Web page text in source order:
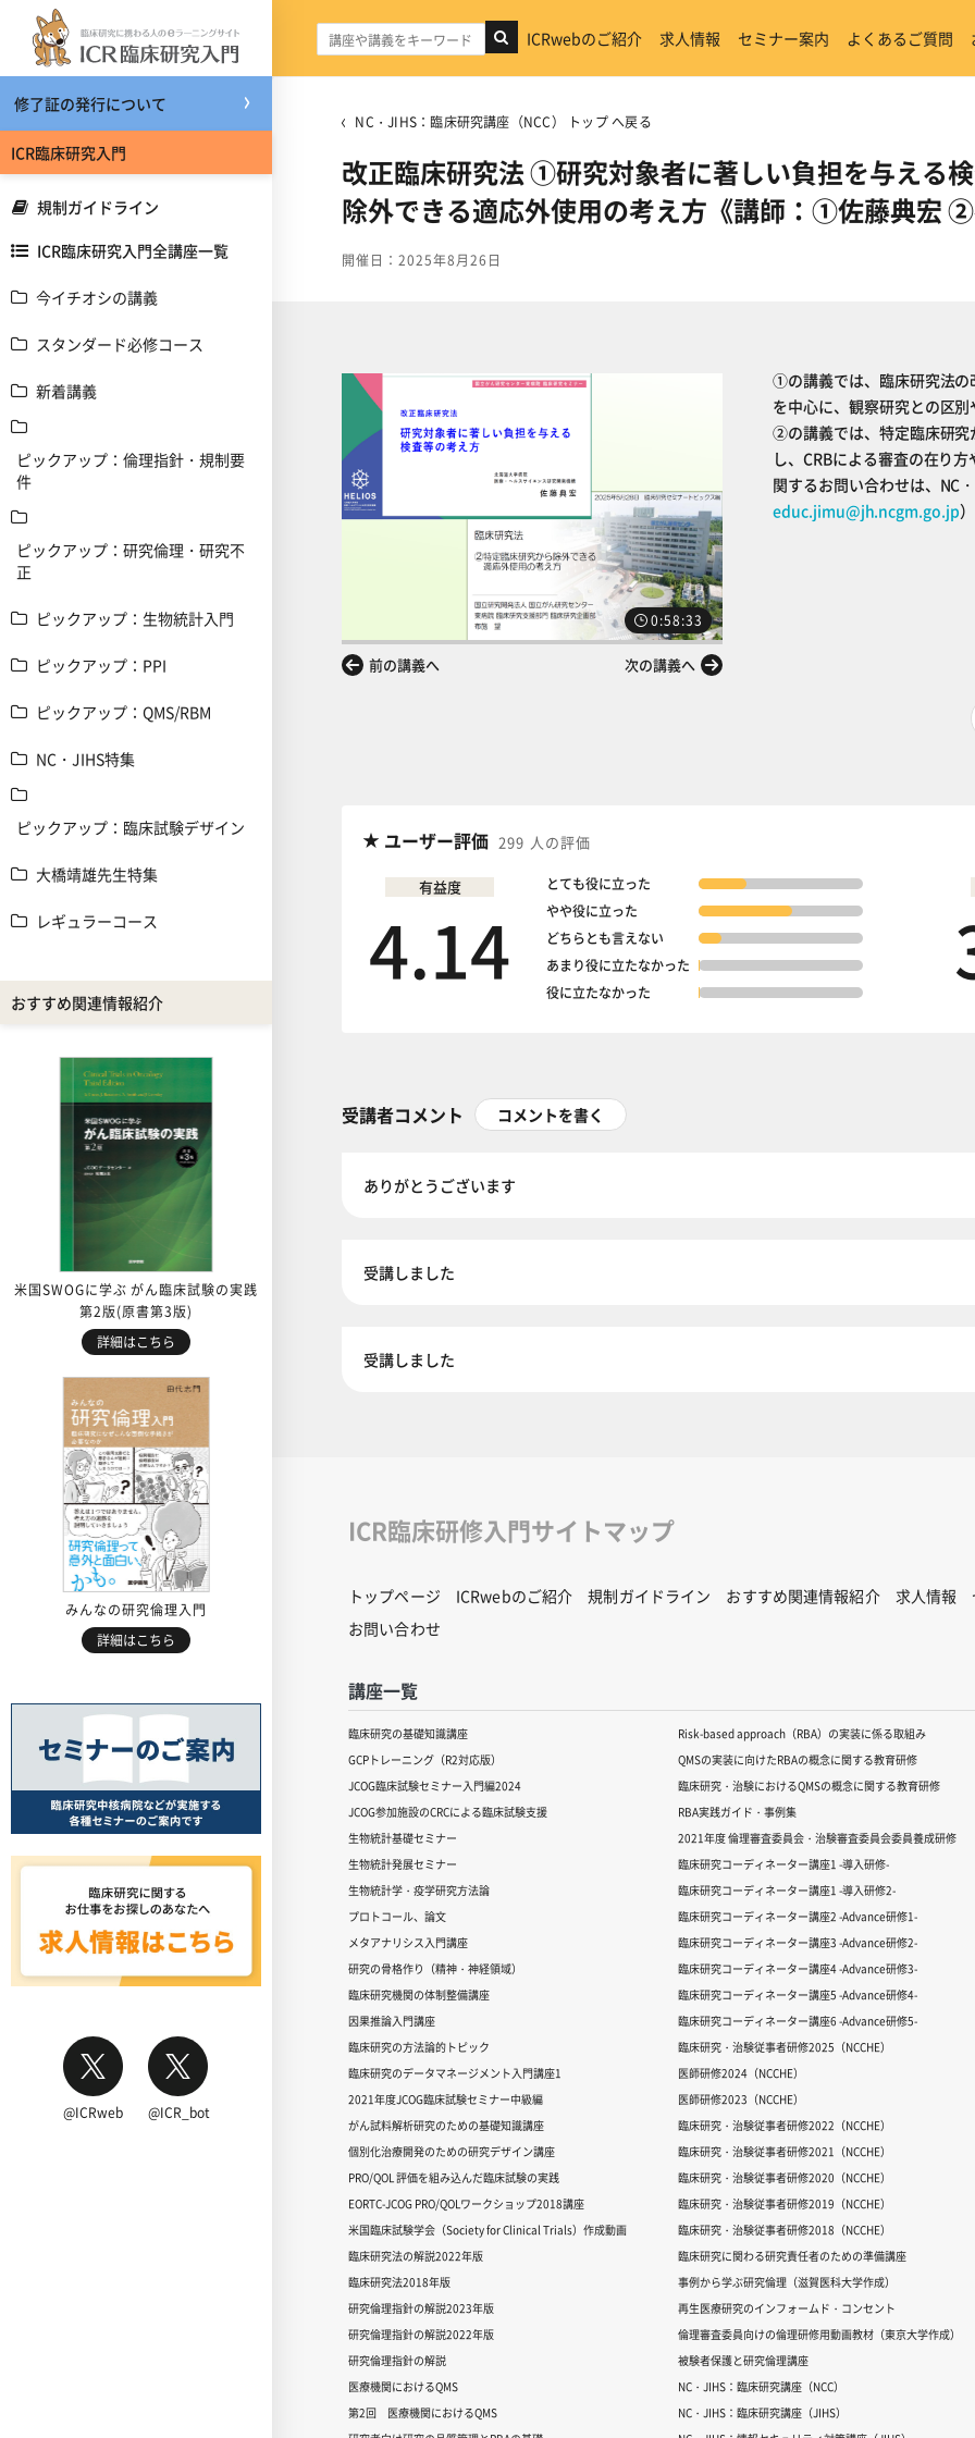
メインコンテンツへスキップする
修了証の発行について
ICR臨床研究入門
規制ガイドライン
ICR臨床研究入門全講座一覧
今イチオシの講義
スタンダード必修コース
新着講義
ピックアップ：倫理指針・規制要
件
ピックアップ：研究倫理・研究不
正
ピックアップ：生物統計入門
ピックアップ：PPI
ピックアップ：QMS/RBM
NC・JIHS特集
ピックアップ：臨床試験デザイン
大橋靖雄先生特集
レギュラーコース
おすすめ関連情報紹介
米国SWOGに学ぶ がん臨床試験の実践
第2版(原書第3版)
詳細はこちら
みんなの研究倫理入門
詳細はこちら
@ICRweb @ICR_bot
ICRwebのご紹介 求人情報 セミナー案内 よくあるご質問
NC・JIHS：臨床研究講座（NCC） トップ へ戻る
改正臨床研究法 ①研究対象者に著しい負担を与える
除外できる適応外使用の考え方《講師：①佐藤典宏
開催日：2025年8月26日
0:58:33
前の講義へ 次の講義へ
①の講義では、臨床研究法の
を中心に、観察研究との区
②の講義では、特定臨床研究
し、CRBによる審査の在り
関するお問い合わせは、NC
educ.jimu@jh.ncgm.go.jp
ユーザー評価 299 人の評価
有益度
4.14
とても役に立った
やや役に立った
どちらとも言えない
あまり役に立たなかった
役に立たなかった
受講者コメント コメントを書く
ありがとうございます
受講しました
受講しました
ICR臨床研修入門サイトマップ
トップページ ICRwebのご紹介 規制ガイドライン おすすめ関連情報紹介 求人情報
お問い合わせ
講座一覧
臨床研究の基礎知識講座
GCPトレーニング（R2対応版）
JCOG臨床試験セミナー入門編2024
JCOG参加施設のCRCによる臨床試験支援
生物統計基礎セミナー
生物統計発展セミナー
生物統計学・疫学研究方法論
プロトコール、論文
メタアナリシス入門講座
研究の骨格作り（精神・神経領域）
臨床研究機関の体制整備講座
因果推論入門講座
臨床研究の方法論的トピック
臨床研究のデータマネージメント入門講座1
2021年度JCOG臨床試験セミナー中級編
がん試料解析研究のための基礎知識講座
個別化治療開発のための研究デザイン講座
PRO/QOL 評価を組み込んだ臨床試験の実践
EORTC-JCOG PRO/QOLワークショップ2018講座
米国臨床試験学会（Society for Clinical Trials）作成動画
臨床研究法の解説2022年版
臨床研究法2018年版
研究倫理指針の解説2023年版
研究倫理指針の解説2022年版
研究倫理指針の解説
医療機関におけるQMS
第2回 医療機関におけるQMS
Risk-based approach（RBA）の実装に係る取組み
QMSの実装に向けたRBAの概念に関する教育研修
臨床研究・治験におけるQMSの概念に関する教育研修
RBA実践ガイド・事例集
2021年度 倫理審査委員会・治験審査委員会委員養成研修
臨床研究コーディネーター講座1 -導入研修-
臨床研究コーディネーター講座1 -導入研修2-
臨床研究コーディネーター講座2 -Advance研修1-
臨床研究コーディネーター講座3 -Advance研修2-
臨床研究コーディネーター講座4 -Advance研修3-
臨床研究コーディネーター講座5 -Advance研修4-
臨床研究コーディネーター講座6 -Advance研修5-
臨床研究・治験従事者研修2025（NCCHE）
医師研修2024（NCCHE）
医師研修2023（NCCHE）
臨床研究・治験従事者研修2022（NCCHE）
臨床研究・治験従事者研修2021（NCCHE）
臨床研究・治験従事者研修2020（NCCHE）
臨床研究・治験従事者研修2019（NCCHE）
臨床研究・治験従事者研修2018（NCCHE）
臨床研究に関わる研究責任者のための準備講座
事例から学ぶ研究倫理（滋賀医科大学作成）
再生医療研究のインフォームド・コンセント
倫理審査委員向けの倫理研修用動画教材（東京大学作成）
被験者保護と研究倫理講座
NC・JIHS：臨床研究講座（NCC）
NC・JIHS：臨床研究講座（JIHS）